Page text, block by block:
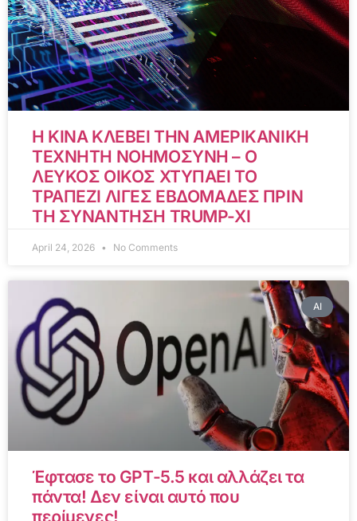
Η ΚΙΝΑ ΚΛΕΒΕΙ ΤΗΝ ΑΜΕΡΙΚΑΝΙΚΗ
ΤΕΧΝΗΤΗ ΝΟΗΜΟΣΥΝΗ – Ο
ΛΕΥΚΟΣ ΟΙΚΟΣ ΧΤΥΠΑΕΙ ΤΟ
ΤΡΑΠΕΖΙ ΛΙΓΕΣ ΕΒΔΟΜΑΔΕΣ ΠΡΙΝ
ΤΗ ΣΥΝΑΝΤΗΣΗ TRUMP-XI
April 24, 2026 No Comments
AI
Έφτασε το GPT-5.5 και αλλάζει τα
πάντα! Δεν είναι αυτό που
περίμενες!